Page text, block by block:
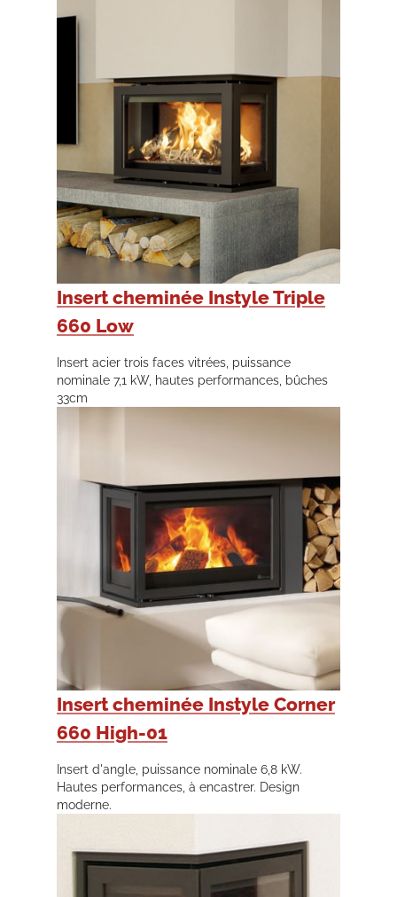
Insert cheminée Instyle Triple
660 Low
Insert acier trois faces vitrées, puissance
nominale 7,1 kW, hautes performances, bûches
33cm
Insert cheminée Instyle Corner
660 High-01
Insert d'angle, puissance nominale 6,8 kW.
Hautes performances, à encastrer. Design
moderne.